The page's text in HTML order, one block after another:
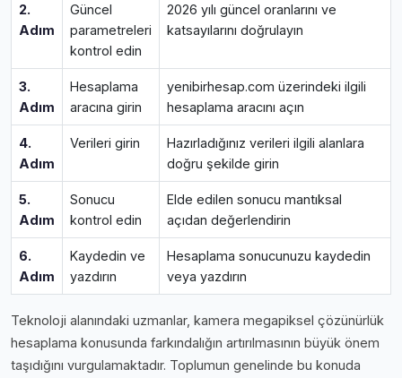
2.
Adım
Güncel
parametreleri
kontrol edin
2026 yılı güncel oranlarını ve
katsayılarını doğrulayın
3.
Adım
Hesaplama
aracına girin
yenibirhesap.com üzerindeki ilgili
hesaplama aracını açın
4.
Adım
Verileri girin
Hazırladığınız verileri ilgili alanlara
doğru şekilde girin
5.
Adım
Sonucu
kontrol edin
Elde edilen sonucu mantıksal
açıdan değerlendirin
6.
Adım
Kaydedin ve
yazdırın
Hesaplama sonucunuzu kaydedin
veya yazdırın
Teknoloji alanındaki uzmanlar, kamera megapiksel çözünürlük
hesaplama konusunda farkındalığın artırılmasının büyük önem
taşıdığını vurgulamaktadır. Toplumun genelinde bu konuda